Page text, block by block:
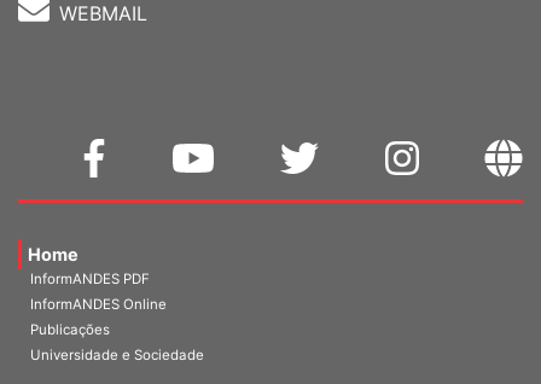
WEBMAIL
Home
InformANDES PDF
InformANDES Online
Publicações
Universidade e Sociedade